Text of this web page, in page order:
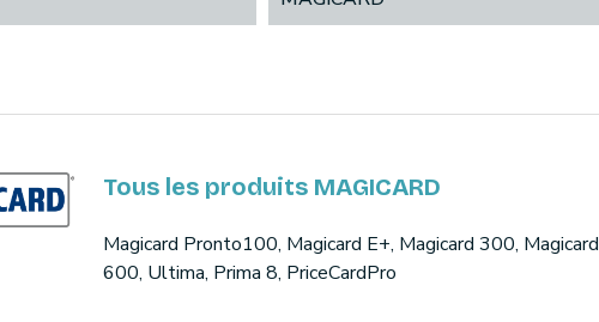
Tous les produits MAGICARD
Magicard Pronto100, Magicard E+, Magicard 300, Magicard
600, Ultima, Prima 8, PriceCardPro